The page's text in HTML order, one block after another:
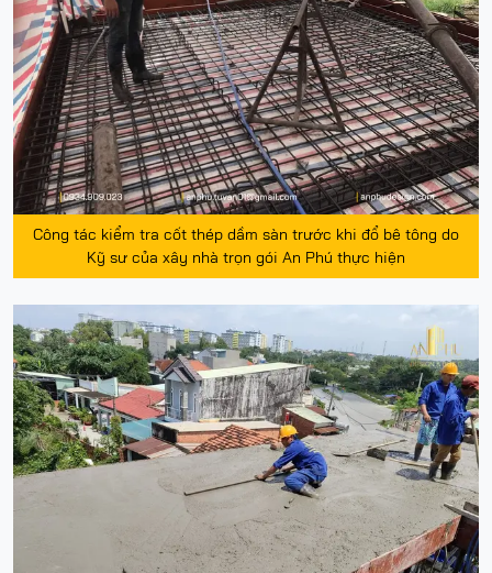
Công tác kiểm tra cốt thép dầm sàn trước khi đổ bê tông do
Kỹ sư của xây nhà trọn gói An Phú thực hiện